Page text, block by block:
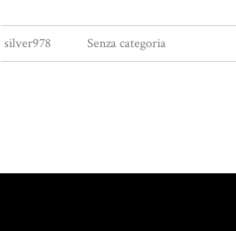
silver978 Senza categoria